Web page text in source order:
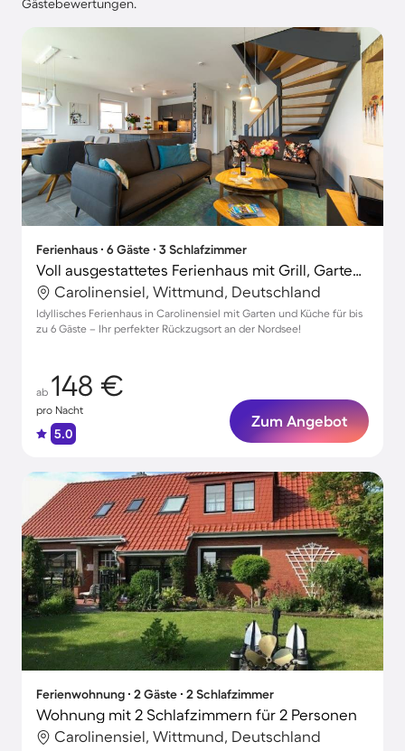
Gästebewertungen.
Ferienhaus ∙ 6 Gäste ∙ 3 Schlafzimmer
Voll ausgestattetes Ferienhaus mit Grill, Garten und Terrasse
Carolinensiel, Wittmund, Deutschland
Idyllisches Ferienhaus in Carolinensiel mit Garten und Küche für bis
zu 6 Gäste – Ihr perfekter Rückzugsort an der Nordsee!
ab 148 €
pro Nacht
5.0
Zum Angebot
Ferienwohnung ∙ 2 Gäste ∙ 2 Schlafzimmer
Wohnung mit 2 Schlafzimmern für 2 Personen
Carolinensiel, Wittmund, Deutschland